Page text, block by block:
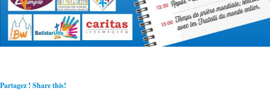
Partagez ! Share this!